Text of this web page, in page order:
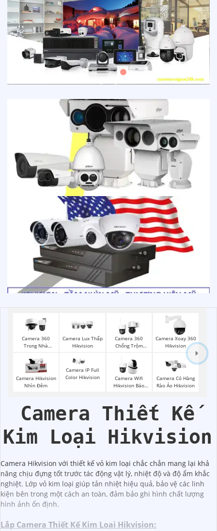
Camera 360
Trong Nhà
Camera Lux Thấp
Hikvision
Camera 360
Chống Trộm
Camera Xoay 360
Hikvision
Camera Hikvision
Nhìn Đêm
Camera IP Full
Color Hikvision
Camera Wifi
Hikvision Báo
Camera Có Hàng
Rào Ảo Hikvision
Camera Thiết Kế
Kim Loại Hikvision
Camera Hikvision với thiết kế vỏ kim loại chắc chắn mang lại khả
năng chịu đựng tốt trước tác động vật lý, nhiệt độ và độ ẩm khắc
nghiệt. Lớp vỏ kim loại giúp tản nhiệt hiệu quả, bảo vệ các linh
kiện bên trong một cách an toàn, đảm bảo ghi hình chất lượng
hình ảnh ổn định.
Lắp Camera Thiết Kế Kim Loại Hikvision: